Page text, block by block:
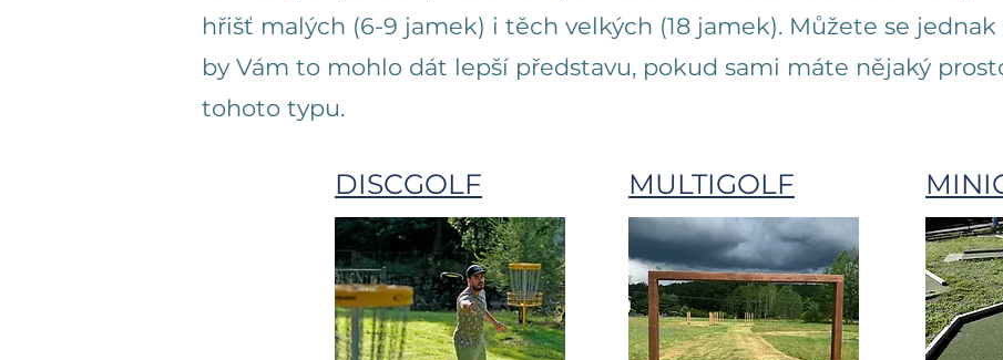
hřišť malých (6-9 jamek) i těch velkých (18 jamek). Můžete se
by Vám to mohlo dát lepší představu, pokud sami máte nějaký
tohoto typu.
DISCGOLF MULTIGOLF